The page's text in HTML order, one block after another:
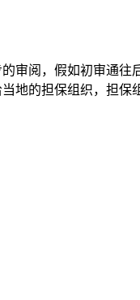
审阅，假如初审通往
地的担保组织，担保